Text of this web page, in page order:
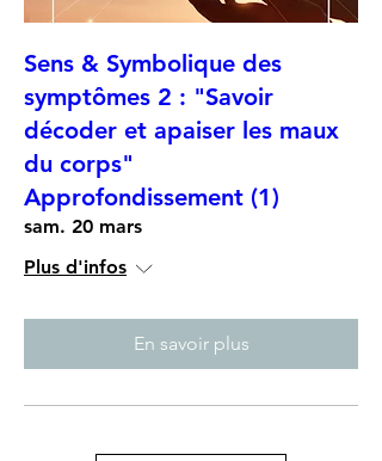
Sens & Symbolique des
symptômes 2 : "Savoir
décoder et apaiser les maux
du corps"
Approfondissement (1)
sam. 20 mars
Plus d'infos
En savoir plus